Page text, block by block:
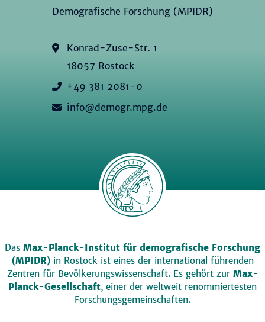
Demografische Forschung (MPIDR)
Konrad-Zuse-Str. 1
18057 Rostock
+49 381 2081-0
info@demogr.mpg.de
Das Max-Planck-Institut für demografische Forschung
(MPIDR)in Rostock ist eines der international führenden
Zentren für Bevölkerungswissenschaft. Es gehört zur Max-
Planck-Gesellschaft, einer der weltweit renommiertesten
Forschungsgemeinschaften.